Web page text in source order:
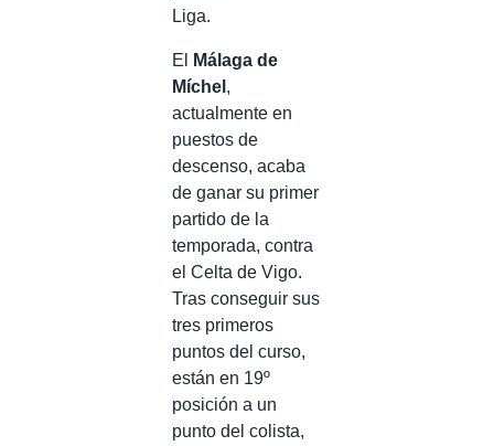
Liga.
El
Málaga de
Míchel ,
actualmente en
puestos de
descenso, acaba
de ganar su primer
partido de la
temporada, contra
el Celta de Vigo.
Tras conseguir sus
tres primeros
puntos del curso,
están en 19º
posición a un
punto del colista,